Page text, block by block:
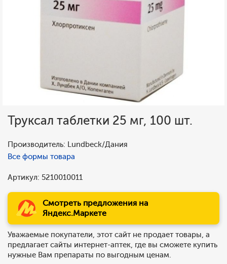
Труксал таблетки 25 мг, 100 шт.
Производитель: Lundbeck/Дания
Все формы товара
Артикул: 5210010011
Смотреть предложения на
Яндекс.Маркете
Уважаемые покупатели, этот сайт не продает товары, а
предлагает сайты интернет-аптек, где вы сможете купить
нужные Вам препараты по выгодным ценам.